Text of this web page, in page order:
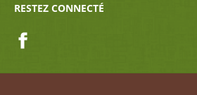
RESTEZ CONNECTÉ